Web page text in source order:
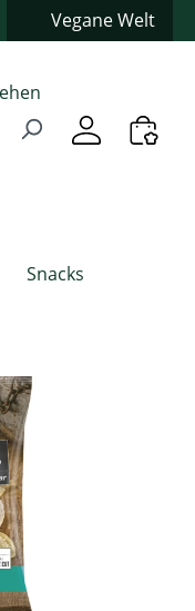
Vegane Welt
Snacks